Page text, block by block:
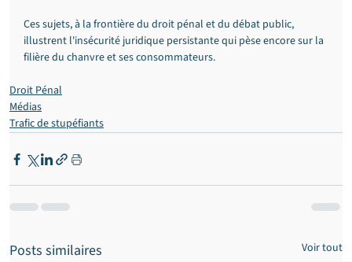
Ces sujets, à la frontière du droit pénal et du débat public,
illustrent l'insécurité juridique persistante qui pèse encore sur la
filière du chanvre et ses consommateurs.
Droit Pénal
Médias
Trafic de stupéfiants
Posts similaires Voir tout